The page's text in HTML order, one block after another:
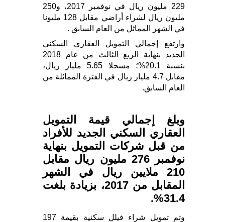
229 مليون ريال في نوفمبر 2017، و250
مليون ريال لشراء أراضي مقابل 128 مليونا
في الشهر المماثل من العام السابق .
وارتفع إجمالي التمويل العقاري السكني
الجديد بنهاية الربع الثالث من عام 2018
بنسبة 20.1%؛ مسجلا 5.65 مليار ريال،
مقابل 4.7 مليار ريال في الفترة المماثلة من
العام السابق.
وبلغ إجمالي قيمة التمويل
العقاري السكني الجديد للأفراد
من قبل شركات التمويل بنهاية
نوفمبر 276 مليون ريال مقابل
210 ملايين ريال في الشهر
المقابل من 2017، بزيادة بلغت
31.4%.
وتم تمويل شراء فيلل سكنية بقيمة 197